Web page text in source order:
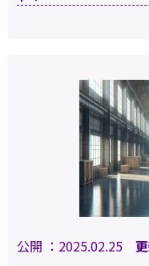
公開 ：2025.02.25 更